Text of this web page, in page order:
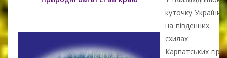
куточку України,
на південних
схилах
Карпатських гір,